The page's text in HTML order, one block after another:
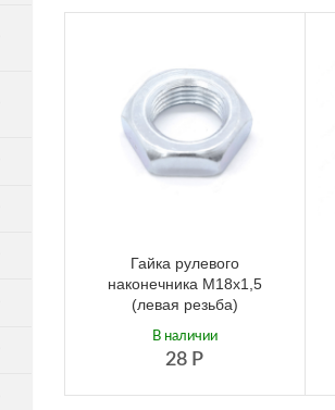
Гайка рулевого
наконечника М18х1,5
(левая резьба)
28 Р
В наличии